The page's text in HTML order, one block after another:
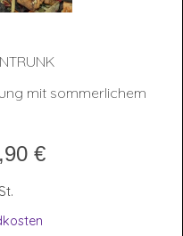
mit sommerlichem
€